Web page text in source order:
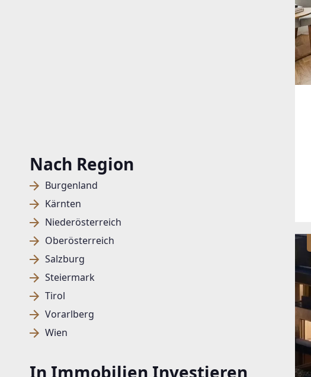
Nach Region
Burgenland
Kärnten
Niederösterreich
Oberösterreich
Salzburg
Steiermark
Tirol
Vorarlberg
Wien
In Immobilien Investieren